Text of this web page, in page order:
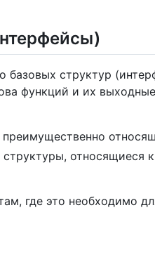
базовых структур
функций и их
относящиеся
где это необходимо